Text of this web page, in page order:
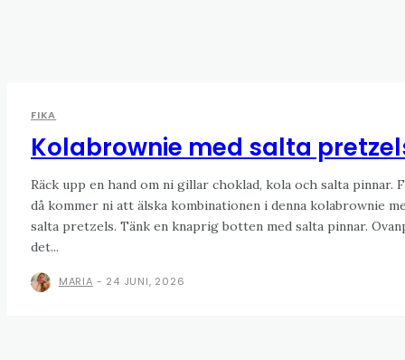
FIKA
Kolabrownie med salta
Räck upp en hand om ni gillar choklad, kola och salta pinnar.
då kommer ni att älska kombinationen i denna kolabrownie
salta pretzels. Tänk en knaprig botten med salta pinnar.
det...
MARIA - 24 JUNI, 2026